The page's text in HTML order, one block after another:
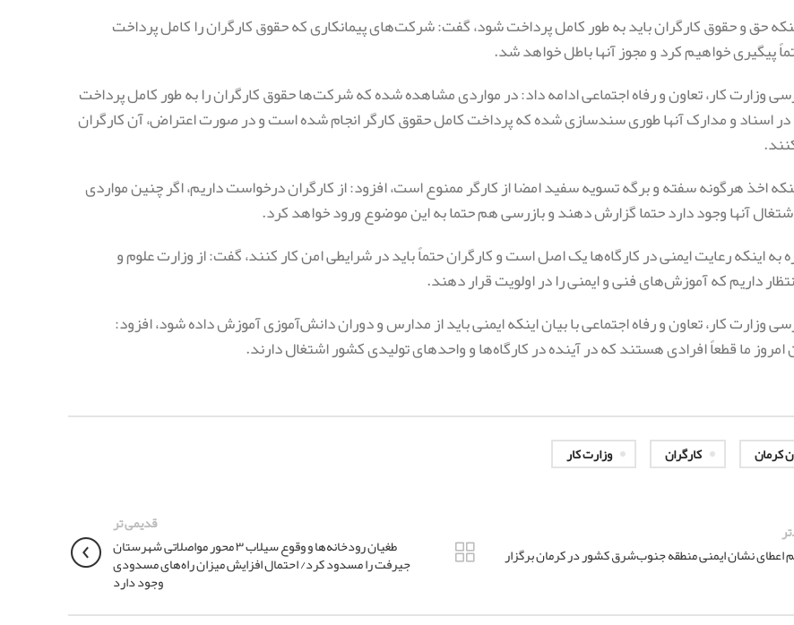
حق و حقوق کارگران باید به طور کامل پرداخت شود، گفت: شرکت‌های پیمانکاری که حقوق کارگران را کامل پرداخت
پیگیری خواهیم کرد و مجوز آنها باطل خواهد شد.
وزارت کار، تعاون و رفاه اجتماعی ادامه داد: در مواردی مشاهده شده که شرکت‌ها حقوق کارگران را به طور کامل پرداخت
در اسناد و مدارک آنها طوری سندسازی شده که پرداخت کامل حقوق کارگر انجام شده است و در صورت اعتراض، آن کارگران
اخذ هرگونه سفته و برگه تسویه سفید امضا از کارگر ممنوع است، افزود: از کارگران درخواست داریم، اگر چنین مواردی
آنها وجود دارد حتما گزارش دهند و بازرسی هم حتما به این موضوع ورود خواهد کرد.
به اینکه رعایت ایمنی در کارگاه‌ها یک اصل است و کارگران حتماً باید در شرایطی امن کار کنند، گفت: از وزارت علوم و
داریم که آموزش‌های فنی و ایمنی را در اولویت قرار دهند.
وزارت کار، تعاون و رفاه اجتماعی با بیان اینکه ایمنی باید از مدارس و دوران دانش‌آموزی آموزش داده شود، افزود:
ما قطعاً افرادی هستند که در آینده در کارگاه‌ها و واحدهای تولیدی کشور اشتغال دارند.
کرمان کارگران وزارت کار
اعطای نشان ایمنی منطقه جنوب‌شرق کشور در کرمان برگزار
قدیمی تر
طغیان رودخانه‌ها و وقوع سیلاب ۳ محور مواصلاتی شهرستان
جیرفت را مسدود کرد/ احتمال افزایش میزان راه‌های مسدودی
وجود دارد